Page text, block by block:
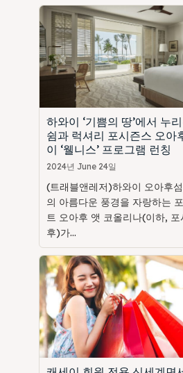
하와이 ‘기쁨의 땅’에서 누
쉼과 럭셔리 포시즌스 오아
이 ‘웰니스’ 프로그램 런칭
2024년 June 24일
(트래블앤레저)하와이 오아후
의 아름다운 풍경을 자랑하는
트 오아후 앳 코올리나(이하,
후)가...